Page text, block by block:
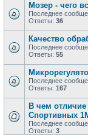
Мозер - чего
Последнее
Ответы: 36
Качество
Последнее
Ответы: 55
Последнее
Ответы: 167
В чем
Спортивных
Последнее
Ответы: 3